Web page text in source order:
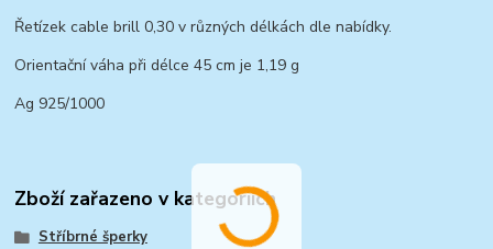
Řetízek cable brill 0,30 v různých délkách dle nabídky.
Orientační váha při délce 45 cm je 1,19 g
Ag 925/1000
Zboží zařazeno v kategoriích
Stříbrné šperky